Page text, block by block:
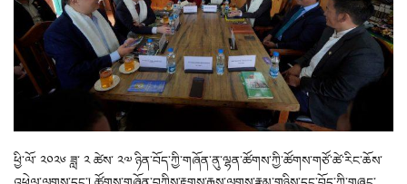
ཕྱི་ལོ་ ༢༠༢༦ ཟླ་ ༢ ཚེས་ ༢༧ ཉིན་བོད་ཀྱི་གཞོན་ནུ་ལྷན་ཚོགས་ཀྱི་ཚོགས་གཙོ་ཚེ་རིང་ཆོས་